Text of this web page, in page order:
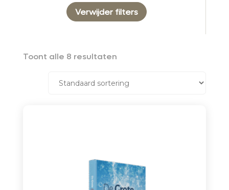
Verwijder filters
Toont alle 8 resultaten